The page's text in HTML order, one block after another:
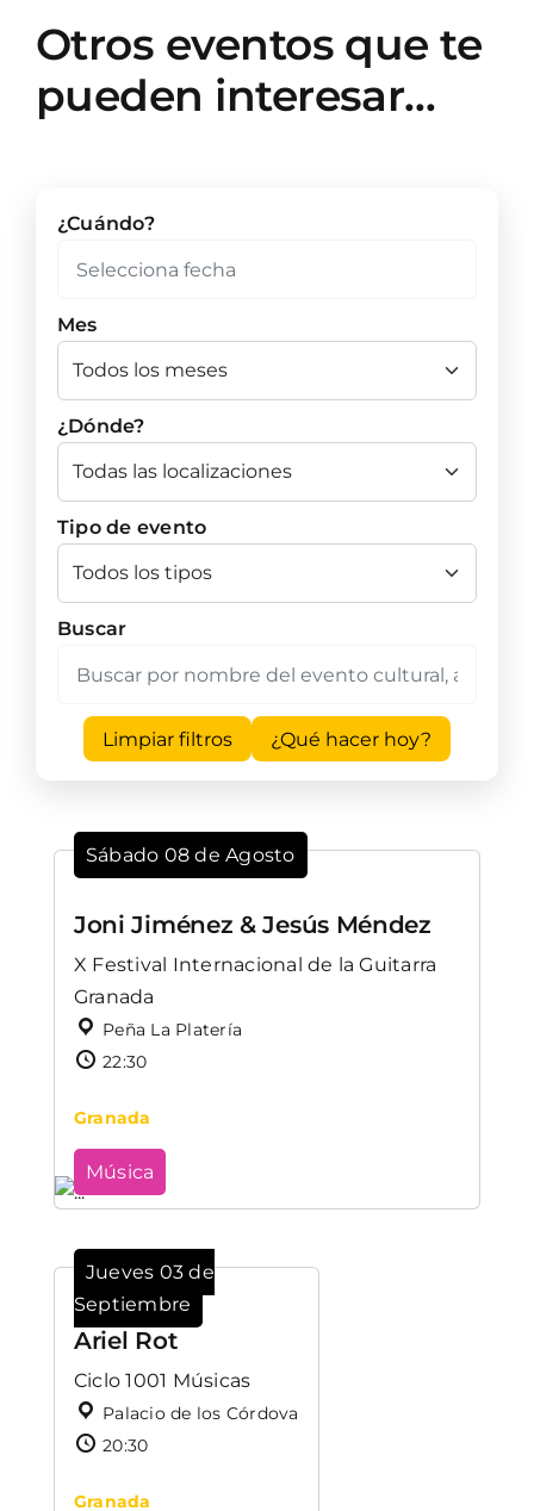
Otros eventos que te
pueden interesar…
¿Cuándo?
Mes
¿Dónde?
Tipo de evento
Buscar
Limpiar filtros ¿Qué hacer hoy?
Sábado 08 de Agosto
Joni Jiménez & Jesús Méndez
X Festival Internacional de la Guitarra
Granada
Peña La Platería
22:30
Granada
Música
Jueves 03 de
Septiembre
Ariel Rot
Ciclo 1001 Músicas
Palacio de los Córdova
20:30
Granada